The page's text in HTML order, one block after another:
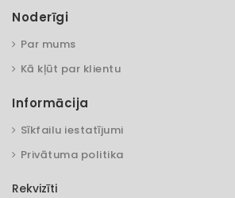
Noderīgi
Par mums
Kā kļūt par klientu
Informācija
Sīkfailu iestatījumi
Privātuma politika
Rekvizīti